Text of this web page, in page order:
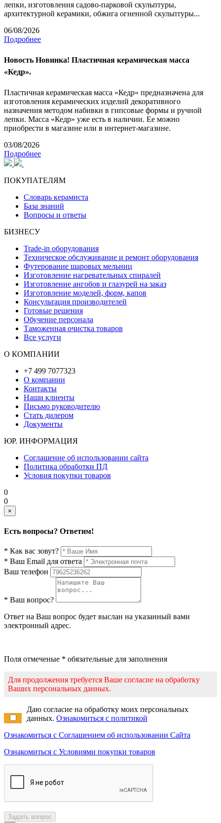
лепки, изготовления садово-парковой скульптуры,
архитектурной керамики, обжига огненной скульптуры...
06/08/2026
Подробнее
Новость Новинка! Пластичная керамическая масса
«Кедр».
Пластичная керамическая масса «Кедр» предназначена для
изготовления керамических изделий декоративного
назначения методом набивки в гипсовые формы и ручной
лепки. Масса «Кедр» уже есть в наличии. Ее можно
приобрести в магазине или в интернет-магазине.
03/08/2026
Подробнее
ПОКУПАТЕЛЯМ
Словарь керамиста
База знаний
Вопросы и ответы
БИЗНЕСУ
Trade-in оборудования
Техническое обслуживание и ремонт оборудования
Футерование шаровых мельниц
Изготовление нагревательных спиралей
Изготовление ангобов и глазурей на заказ
Изготовление моделей, форм, капов
Консультация производителей
Готовые решения
Обучение персонала
Таможенная очистка товаров
Все услуги
О КОМПАНИИ
+7 499 7077323
О компании
Контакты
Наши клиенты
Письмо руководителю
Стать дилером
Документы
ЮР. ИНФОРМАЦИЯ
Соглашение об использовании сайта
Политика обработки ПД
Условия покупки товаров
0
0
×
Есть вопросы? Ответим!
* Как вас зовут?
* Ваш Email для ответа
Ваш телефон
* Ваш вопрос?
Ответ на Ваш вопрос будет выслан на указанный вами
электронный адрес.
Поля отмеченые * обязательные для заполнения
Для продолжения требуется Ваше согласие на обработку
Ваших персональных данных.
Даю согласие на обработку моих персональных
данных. Ознакомиться с политикой
Ознакомиться с Соглашением об использовании Сайта
Ознакомиться с Условиями покупки товаров
Задать вопрос